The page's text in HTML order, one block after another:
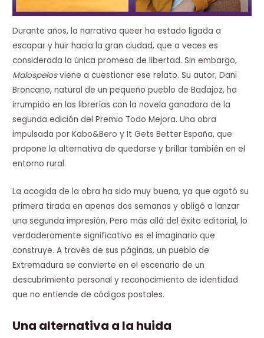
Durante años, la narrativa queer ha estado ligada a
escapar y huir hacia la gran ciudad, que a veces es
considerada la única promesa de libertad. Sin embargo,
Malospelosviene a cuestionar ese relato. Su autor, Dani
Broncano, natural de un pequeño pueblo de Badajoz, ha
irrumpido en las librerías con la novela ganadora de la
segunda edición del Premio Todo Mejora. Una obra
impulsada por Kabo&Bero y It Gets Better España, que
propone la alternativa de quedarse y brillar también en el
entorno rural.
La acogida de la obra ha sido muy buena, ya que agotó su
primera tirada en apenas dos semanas y obligó a lanzar
una segunda impresión. Pero más allá del éxito editorial, lo
verdaderamente significativo es el imaginario que
construye. A través de sus páginas, un pueblo de
Extremadura se convierte en el escenario de un
descubrimiento personal y reconocimiento de identidad
que no entiende de códigos postales.
Una alternativa a la huida